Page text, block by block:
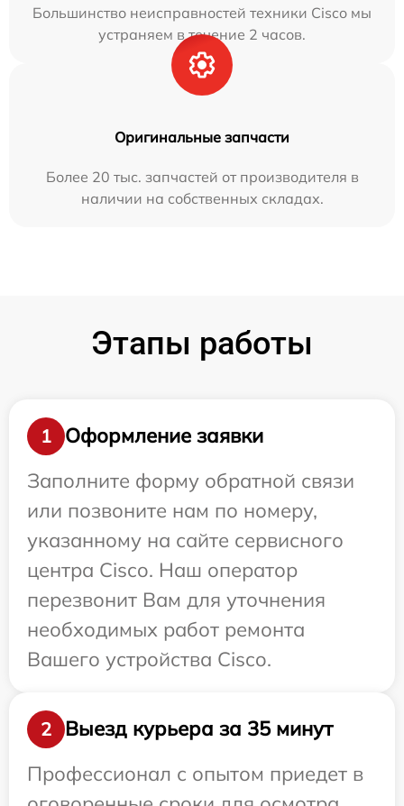
Большинство неисправностей техники Cisco мы
устраняем в течение 2 часов.
Оригинальные запчасти
Более 20 тыс. запчастей от производителя в
наличии на собственных складах.
Этапы работы
1
Оформление заявки
Заполните форму обратной связи
или позвоните нам по номеру,
указанному на сайте сервисного
центра Cisco. Наш оператор
перезвонит Вам для уточнения
необходимых работ ремонта
Вашего устройства Cisco.
2
Выезд курьера за 35 минут
Профессионал с опытом приедет в